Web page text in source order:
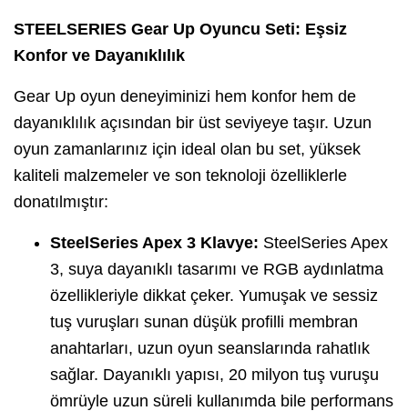
STEELSERIES Gear Up Oyuncu Seti: Eşsiz
Konfor ve Dayanıklılık
Gear Up oyun deneyiminizi hem konfor hem de
dayanıklılık açısından bir üst seviyeye taşır. Uzun
oyun zamanlarınız için ideal olan bu set, yüksek
kaliteli malzemeler ve son teknoloji özelliklerle
donatılmıştır:
SteelSeries Apex 3 Klavye: SteelSeries Apex
3, suya dayanıklı tasarımı ve RGB aydınlatma
özellikleriyle dikkat çeker. Yumuşak ve sessiz
tuş vuruşları sunan düşük profilli membran
anahtarları, uzun oyun seanslarında rahatlık
sağlar. Dayanıklı yapısı, 20 milyon tuş vuruşu
ömrüyle uzun süreli kullanımda bile performans